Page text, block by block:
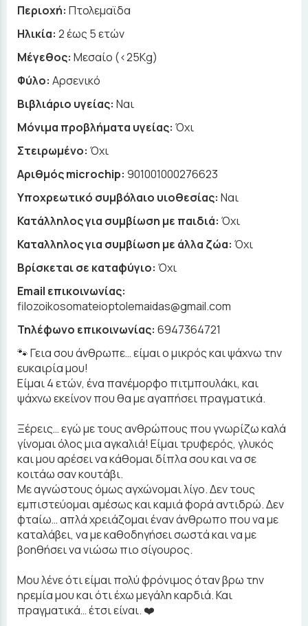
Περιοχή: Πτολεμαϊδα
Ηλικία: 2 έως 5 ετών
Μέγεθος: Μεσαίο (<25Kg)
Φύλο: Αρσενικό
Βιβλιάριο υγείας: Ναι
Μόνιμα προβλήματα υγείας: Όχι
Στειρωμένο: Όχι
Αριθμός microchip: 901001000276623
Υποχρεωτικό συμβόλαιο υιοθεσίας: Ναι
Κατάλληλος για συμβίωση με παιδιά: Όχι
Καταλληλος για συμβίωση με άλλα ζώα: Όχι
Βρίσκεται σε καταφύγιο: Όχι
Email επικοινωνίας:
filozoikosomateioptolemaidas@gmail.com
Τηλέφωνο επικοινωνίας: 6947364721
🐾 Γεια σου άνθρωπε… είμαι ο μικρός και ψάχνω την
ευκαιρία μου!
Είμαι 4 ετών, ένα πανέμορφο πιτμπουλάκι, και
ψάχνω εκείνον που θα με αγαπήσει πραγματικά.
Ξέρεις… εγώ με τους ανθρώπους που γνωρίζω καλά
γίνομαι όλος μια αγκαλιά! Είμαι τρυφερός, γλυκός
και μου αρέσει να κάθομαι δίπλα σου και να σε
κοιτάω σαν κουτάβι.
Με αγνώστους όμως αγχώνομαι λίγο. Δεν τους
εμπιστεύομαι αμέσως και καμιά φορά αντιδρώ. Δεν
φταίω… απλά χρειάζομαι έναν άνθρωπο που να με
καταλάβει, να με καθοδηγήσει σωστά και να με
βοηθήσει να νιώσω πιο σίγουρος.
Μου λένε ότι είμαι πολύ φρόνιμος όταν βρω την
ηρεμία μου και ότι έχω μεγάλη καρδιά. Και
πραγματικά… έτσι είναι. ❤️